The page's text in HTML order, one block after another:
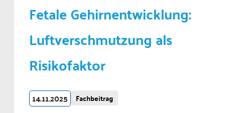
Fetale Gehirnentwicklung:
Luftverschmutzung als
Risikofaktor
14.11.2025 Fachbeitrag